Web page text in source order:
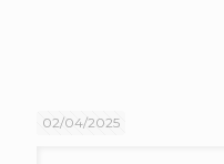
02/04/2025